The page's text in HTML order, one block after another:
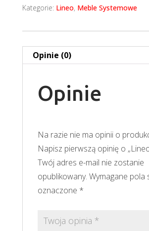
Kategorie: Lineo, Meble Systemowe
Opinie (0)
Opinie
Na razie nie ma opinii o
Napisz pierwszą opinię o
Twój adres e-mail nie zostanie
opublikowany. Wymagane pola
oznaczone *